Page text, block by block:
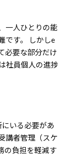
一人ひとりの能
です。 しかしe
必要な部分だけ
社員個人の進捗
いる必要があ
講者管理（スケ
の負担を軽減す